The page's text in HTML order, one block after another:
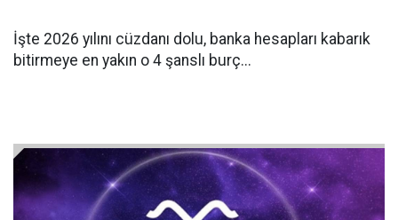
İşte 2026 yılını cüzdanı dolu, banka hesapları kabarık
bitirmeye en yakın o 4 şanslı burç...